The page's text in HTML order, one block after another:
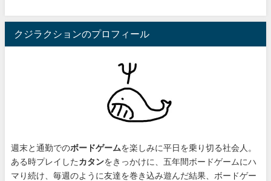
クジラクションのプロフィール
週末と通勤でのボードゲームを楽しみに平日を乗り切る社会人。
ある時プレイした カタンをきっかけに、 五年間ボードゲームにハ
マり続け 、毎週のように友達を巻き込み遊んだ結果、ボードゲー